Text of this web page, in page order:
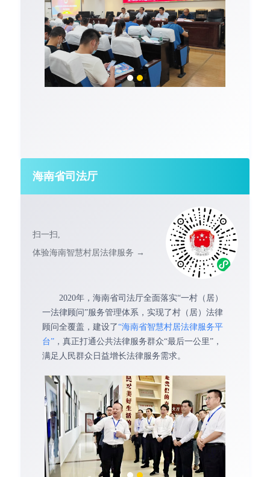
海南省司法厅
扫一扫,
体验海南智慧村居法律服务 →
2020年，海南省司法厅全面落实“一村（居）
一法律顾问”服务管理体系，实现了村（居）法律
顾问全覆盖，建设了“海南省智慧村居法律服务平
台” ，真正打通公共法律服务群众“最后一公里”，
满足人民群众日益增长法律服务需求。